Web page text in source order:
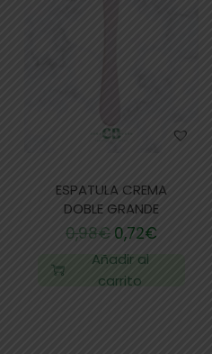
ESPATULA CREMA
DOBLE GRANDE
0,98€ 0,72€
Añadir al
carrito